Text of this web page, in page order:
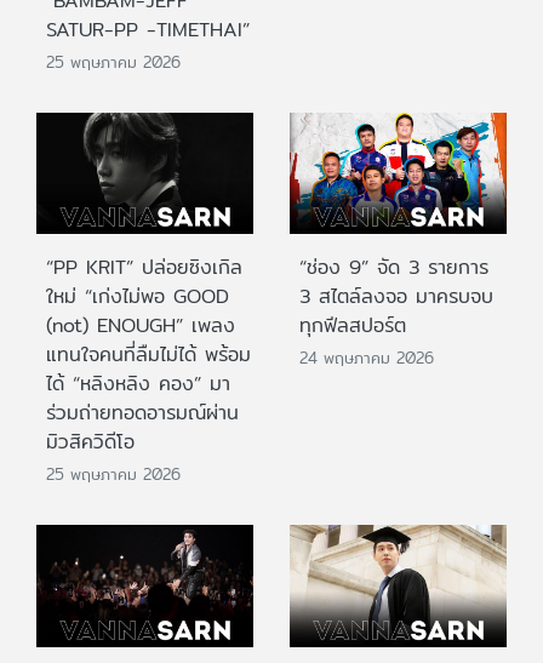
SATUR-PP -TIMETHAI”
25 พฤษภาคม 2026
“PP KRIT” ปล่อยซิงเกิล
ใหม่ “เก่งไม่พอ GOOD
(not) ENOUGH” เพลง
แทนใจคนที่ลืมไม่ได้ พร้อม
ได้ “หลิงหลิง คอง” มา
ร่วมถ่ายทอดอารมณ์ผ่าน
มิวสิควิดีโอ
25 พฤษภาคม 2026
“ช่อง 9” จัด 3 รายการ
3 สไตล์ลงจอ มาครบจบ
ทุกฟีลสปอร์ต
24 พฤษภาคม 2026